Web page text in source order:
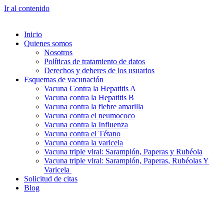
Ir al contenido
Inicio
Quienes somos
Nosotros
Políticas de tratamiento de datos
Derechos y deberes de los usuarios
Esquemas de vacunación
Vacuna Contra la Hepatitis A
Vacuna contra la Hepatitis B
Vacuna contra la fiebre amarilla
Vacuna contra el neumococo
Vacuna contra la Influenza
Vacuna contra el Tétano
Vacuna contra la varicela
Vacuna triple viral: Sarampión, Paperas y Rubéola
Vacuna triple viral: Sarampión, Paperas, Rubéolas Y
Varicela
Solicitud de citas
Blog